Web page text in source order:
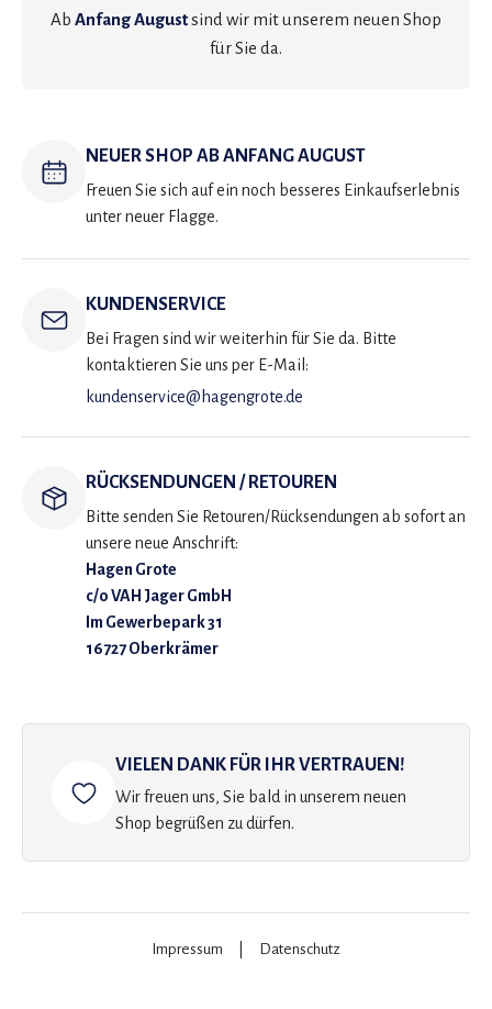
Ab Anfang Augustsind wir mit unserem neuen Shop
für Sie da.
NEUER SHOP AB ANFANG AUGUST
Freuen Sie sich auf ein noch besseres Einkaufserlebnis
unter neuer Flagge.
KUNDENSERVICE
Bei Fragen sind wir weiterhin für Sie da. Bitte
kontaktieren Sie uns per E-Mail:
kundenservice@hagengrote.de
RÜCKSENDUNGEN / RETOUREN
Bitte senden Sie Retouren/Rücksendungen ab sofort an
unsere neue Anschrift:
Hagen Grote
c/o VAH Jager GmbH
Im Gewerbepark 31
16727 Oberkrämer
VIELEN DANK FÜR IHR VERTRAUEN!
Wir freuen uns, Sie bald in unserem neuen
Shop begrüßen zu dürfen.
Impressum Datenschutz